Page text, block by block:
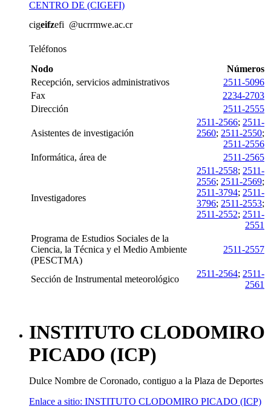
CENTRO DE (CIGEFI)
cigeifzefi @ucrrmwe.ac.cr
Teléfonos
Nodo
Números
Recepción, servicios administrativos
2511-5096
Fax
2234-2703
Dirección
2511-2555
Asistentes de investigación
2511-2566; 2511-
2560; 2511-2550;
2511-2556
Informática, área de
2511-2565
Investigadores
2511-2558; 2511-
2556; 2511-2569;
2511-3794; 2511-
3796; 2511-2553;
2511-2552; 2511-
2551
Programa de Estudios Sociales de la
Ciencia, la Técnica y el Medio Ambiente
(PESCTMA)
2511-2557
Sección de Instrumental meteorológico
2511-2564; 2511-
2561
INSTITUTO CLODOMIRO
PICADO (ICP)
Dulce Nombre de Coronado, contiguo a la Plaza de Deportes
Enlace a sitio: INSTITUTO CLODOMIRO PICADO (ICP)